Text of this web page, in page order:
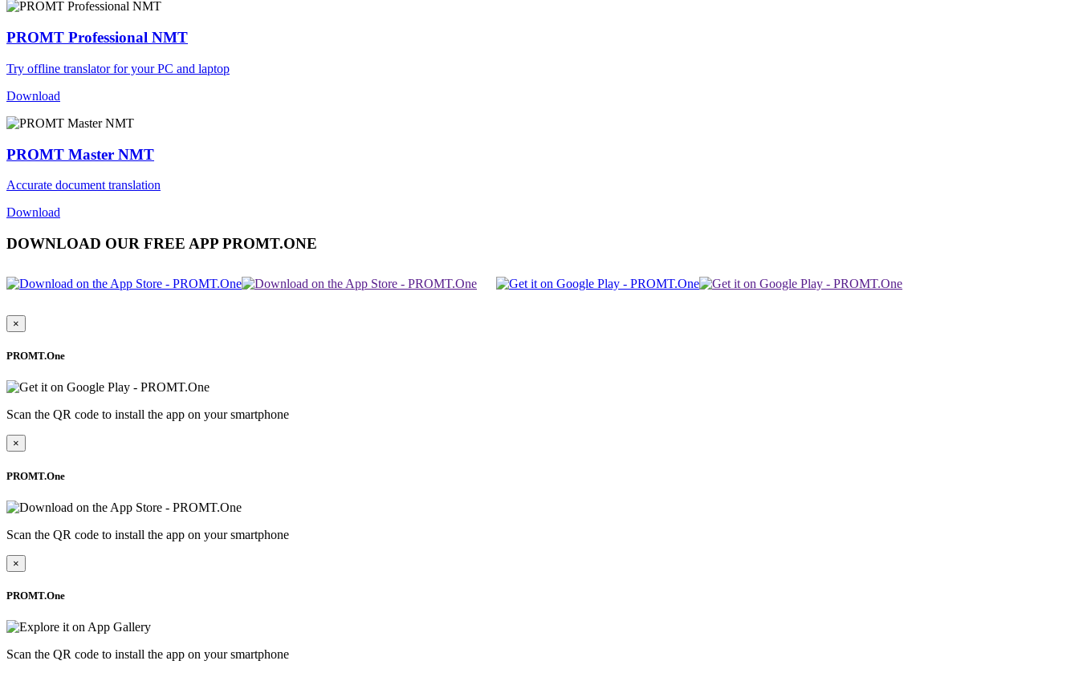
PROMT Professional NMT
Try offline translator for your PC and laptop
Download
PROMT Master NMT
Accurate document translation
Download
DOWNLOAD OUR FREE APP PROMT.ONE
×
PROMT.One
Scan the QR code to install the app on your smartphone
×
PROMT.One
Scan the QR code to install the app on your smartphone
×
PROMT.One
Scan the QR code to install the app on your smartphone